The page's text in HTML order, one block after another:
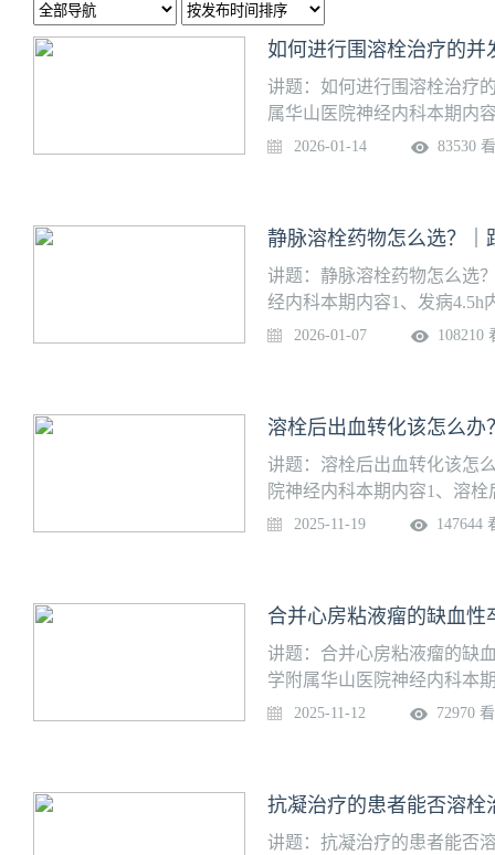
如何进行围溶栓治疗的并
讲题：如何进行围溶栓治疗
属华山医院神经内科本期内
栓治疗的血压管理？3、静
2026-01-14 83530
静脉溶栓药物怎么选？｜
讲题：静脉溶栓药物怎么选
经内科本期内容1、发病4.5h
酶还是阿替普酶？2、发病
2026-01-07 108210
溶栓后出血转化该怎么办
讲题：溶栓后出血转化该怎
院神经内科本期内容1、溶
溶栓后sICH风险？如何预测
2025-11-19 147644
合并心房粘液瘤的缺血
讲题：合并心房粘液瘤的缺
学附属华山医院神经内科本
先冠脉介入治疗？2、AIS合
2025-11-12 72970
抗凝治疗的患者能否溶栓
讲题：抗凝治疗的患者能否